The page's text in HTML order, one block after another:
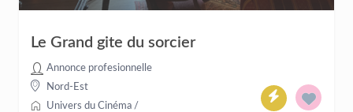
Le Grand gite du sorcier
Annonce profesionnelle
Nord-Est
Univers du Cinéma /